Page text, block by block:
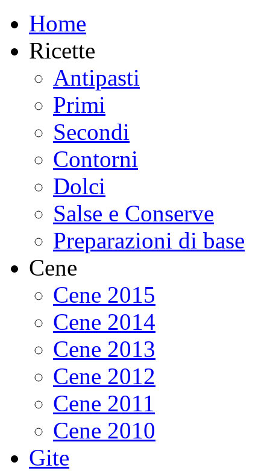
Home
Ricette
Antipasti
Primi
Secondi
Contorni
Dolci
Salse e Conserve
Preparazioni di base
Cene
Cene 2015
Cene 2014
Cene 2013
Cene 2012
Cene 2011
Cene 2010
Gite